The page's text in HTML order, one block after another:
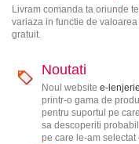
Livram comanda ta oriunde
variaza in functie de
gratuit.
Noutati
Noul website e-
printr-o gama de
pentru suportul pe
sa descoperiti
pe care le-am selectat